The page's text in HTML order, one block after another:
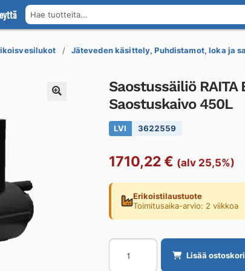
Hae tuotteita...
Jäteveden käsittely, Puhdistamot, loka ja
Saostussäiliö RAITA
Saostuskaivo 450L
LVI 3622559
1710,22€ (alv 25,5%)
Erikoistilaustuote
Toimitusaika-arvio: 2 viikkoa
Saostussäiliö
RAITA
Lisää